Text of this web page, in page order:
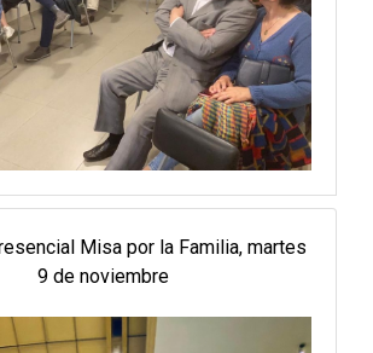
Misa por la Familia, martes
9 de noviembre